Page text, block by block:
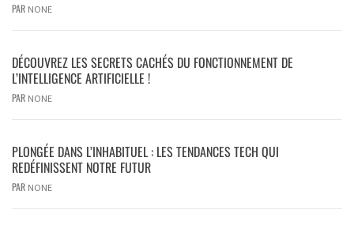
PAR NONE
DÉCOUVREZ LES SECRETS CACHÉS DU FONCTIONNEMENT DE
L’INTELLIGENCE ARTIFICIELLE !
PAR NONE
PLONGÉE DANS L’INHABITUEL : LES TENDANCES TECH QUI
REDÉFINISSENT NOTRE FUTUR
PAR NONE